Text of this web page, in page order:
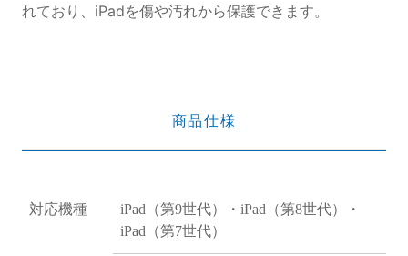
れており、iPadを傷や汚れから保護できます。
商品仕様
対応機種
iPad（第9世代）・iPad（第8世代）・
iPad（第7世代）